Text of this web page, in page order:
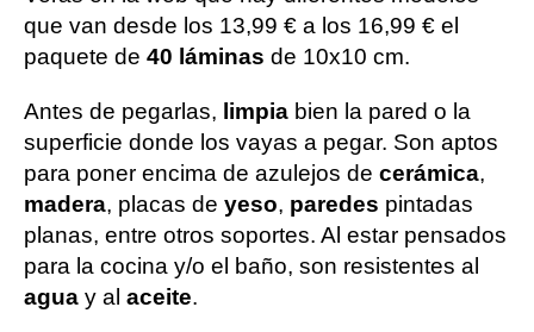
que van desde los 13,99 € a los 16,99 € el
paquete de 40 láminas de 10x10 cm.
Antes de pegarlas, limpia bien la pared o la
superficie donde los vayas a pegar. Son aptos
para poner encima de azulejos de cerámica,
madera, placas de yeso, paredes pintadas
planas, entre otros soportes. Al estar pensados
para la cocina y/o el baño, son resistentes al
agua y al aceite.